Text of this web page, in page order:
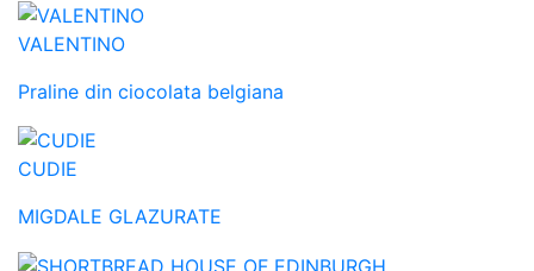
VALENTINO
Praline din ciocolata belgiana
CUDIE
MIGDALE GLAZURATE